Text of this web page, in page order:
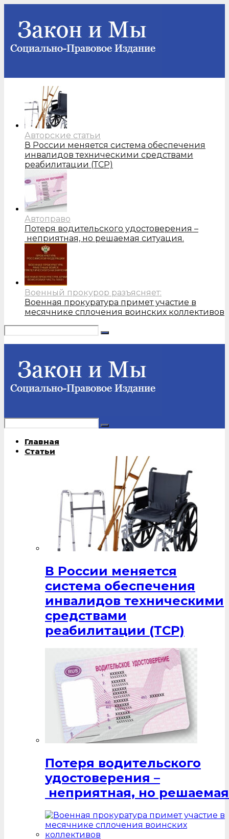
Авторские статьи
В России меняется система обеспечения
инвалидов техническими средствами
реабилитации (ТСР)
Автоправо
Потеря водительского удостоверения –
неприятная, но решаемая ситуация.
Военный прокурор разъясняет:
Военная прокуратура примет участие в
месячнике сплочения воинских коллективов
Главная
Статьи
В России меняется
система обеспечения
инвалидов техническими
средствами
реабилитации (ТСР)
Потеря водительского
удостоверения –
неприятная, но